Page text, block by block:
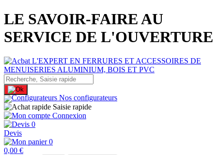
LE SAVOIR-FAIRE AU
SERVICE DE L'OUVERTURE
Nos configurateurs
Saisie rapide
Connexion
0
Devis
0
0,00 €